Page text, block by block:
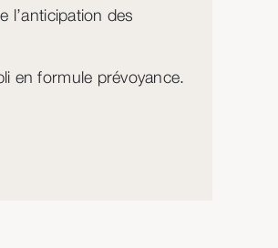
l’anticipation des
en formule prévoyance.